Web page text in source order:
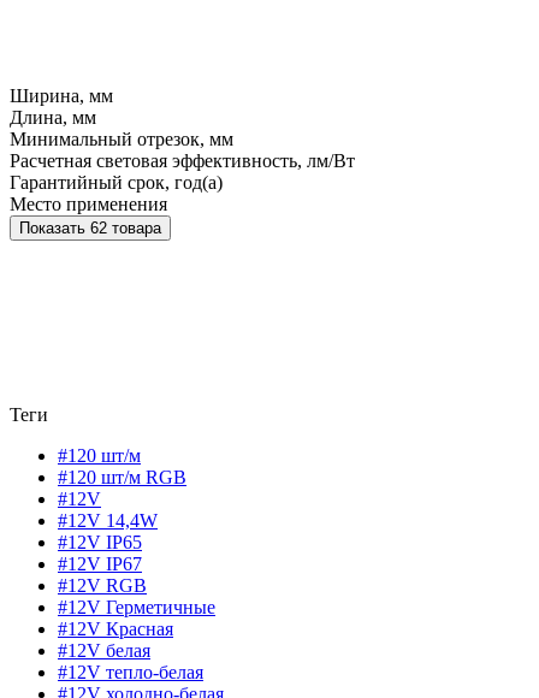
Ширина, мм
Длина, мм
Минимальный отрезок, мм
Расчетная световая эффективность, лм/Вт
Гарантийный срок, год(а)
Место применения
Показать 62 товара
Теги
#120 шт/м
#120 шт/м RGB
#12V
#12V 14,4W
#12V IP65
#12V IP67
#12V RGB
#12V Герметичные
#12V Красная
#12V белая
#12V тепло-белая